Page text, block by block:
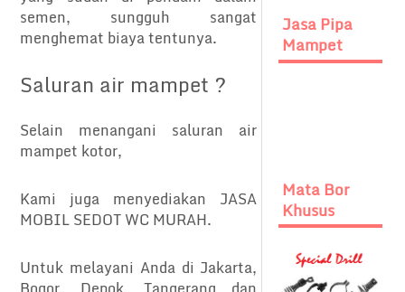
semen, sungguh sangat
menghemat biaya tentunya.
Saluran air mampet ?
Selain menangani saluran air
mampet kotor,
Kami juga menyediakan JASA
MOBIL SEDOT WC MURAH.
Untuk melayani Anda di Jakarta,
Jasa Pipa
Mampet
Mata Bor
Khusus